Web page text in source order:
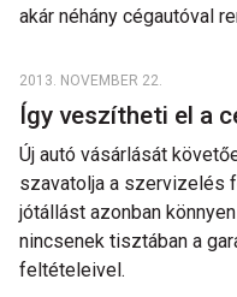
akár néhány cégautóval
2013. NOVEMBER 22.
Így veszítheti el a
Új autó vásárlását
szavatolja a szervizelés
jótállást azonban
nincsenek tisztában a
feltételeivel.